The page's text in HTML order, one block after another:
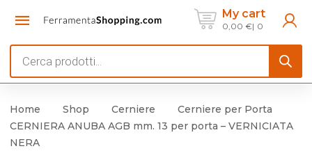
My cart
0,00 € 0
search
Home Shop Cerniere
Cerniere per Porta
CERNIERA ANUBA AGB mm. 13 per porta – VERNICIATA
NERA